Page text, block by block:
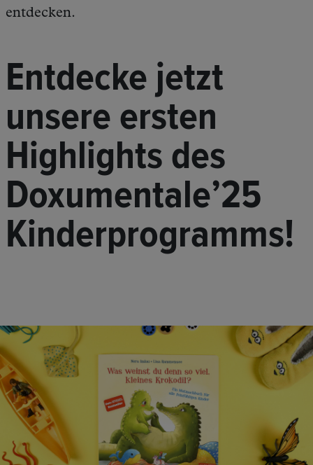
entdecken.
Entdecke jetzt
unsere ersten
Highlights des
Doxumentale’25
Kinderprogramms!